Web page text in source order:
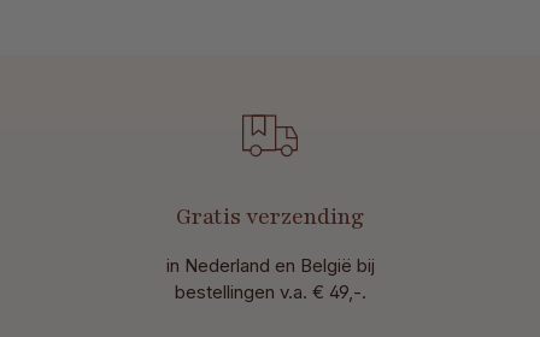
Gratis verzending
in Nederland en België bij
bestellingen v.a. € 49,-.